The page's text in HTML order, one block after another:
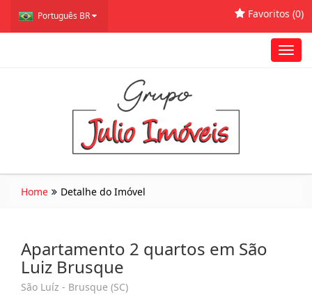
Português BR Favoritos (0)
Home Detalhe do Imóvel
Apartamento 2 quartos em São
Luiz Brusque
São Luíz - Brusque (SC)